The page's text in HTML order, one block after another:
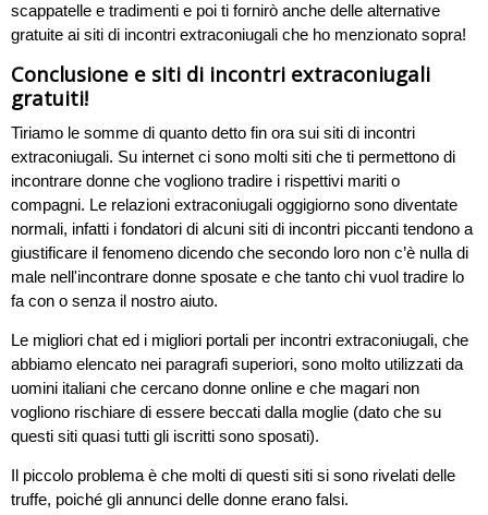
scappatelle e tradimenti e poi ti fornirò anche delle alternative
gratuite ai siti di incontri extraconiugali che ho menzionato sopra!
Conclusione e siti di incontri extraconiugali
gratuiti!
Tiriamo le somme di quanto detto fin ora sui siti di incontri
extraconiugali. Su internet ci sono molti siti che ti permettono di
incontrare donne che vogliono tradire i rispettivi mariti o
compagni. Le relazioni extraconiugali oggigiorno sono diventate
normali, infatti i fondatori di alcuni siti di incontri piccanti tendono a
giustificare il fenomeno dicendo che secondo loro non c’è nulla di
male nell'incontrare donne sposate e che tanto chi vuol tradire lo
fa con o senza il nostro aiuto.
Le migliori chat ed i migliori portali per incontri extraconiugali, che
abbiamo elencato nei paragrafi superiori, sono molto utilizzati da
uomini italiani che cercano donne online e che magari non
vogliono rischiare di essere beccati dalla moglie (dato che su
questi siti quasi tutti gli iscritti sono sposati).
Il piccolo problema è che molti di questi siti si sono rivelati delle
truffe, poiché gli annunci delle donne erano falsi.